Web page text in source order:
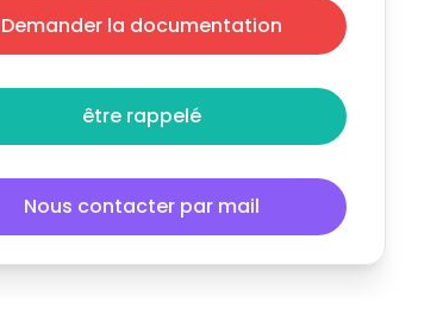
Demander la documentation
être rappelé
Nous contacter par mail